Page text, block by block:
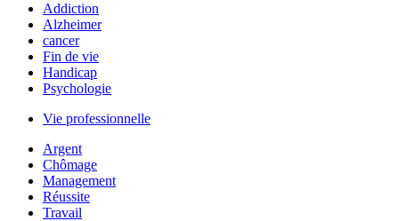
Addiction
Alzheimer
cancer
Fin de vie
Handicap
Psychologie
Vie professionnelle
Argent
Chômage
Management
Réussite
Travail